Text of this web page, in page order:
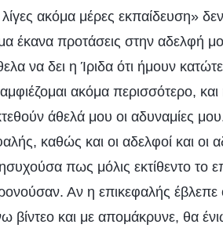
ακόμα μέρες εκπαίδευση»
έκανα προτάσεις στην αδελφή
να δει η Ίριδα ότι ήμουν
ακόμα περισσότερο,
άθελά μου οι αδυναμίες
καθώς και οι αδελφοί και
πως μόλις εκτίθεντο το
Αν η επικεφαλής έβλεπε
βίντεο και με απομάκρυνε, θα